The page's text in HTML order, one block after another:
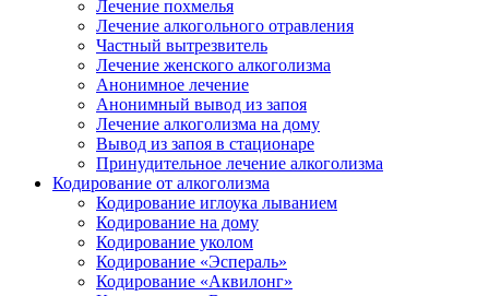
Лечение похмелья
Лечение алкогольного отравления
Частный вытрезвитель
Лечение женского алкоголизма
Анонимное лечение
Анонимный вывод из запоя
Лечение алкоголизма на дому
Вывод из запоя в стационаре
Принудительное лечение алкоголизма
Кодирование от алкоголизма
Кодирование иглоука лыванием
Кодирование на дому
Кодирование уколом
Кодирование «Эспераль»
Кодирование «Аквилонг»